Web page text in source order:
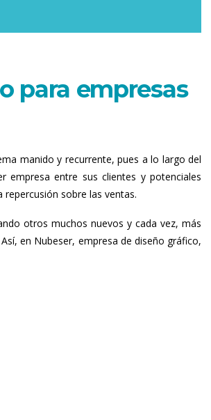
para empresas
manido y recurrente, pues a lo largo del
empresa entre sus clientes y potenciales
sobre las ventas.
otros muchos nuevos y cada vez, más
en Nubeser, empresa de diseño gráfico,